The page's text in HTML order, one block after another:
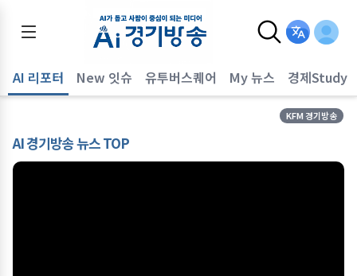
AI 리포터 New 잇슈 유투버스퀘어 My 뉴스 경제Study
KFM 경기방송
AI 경기방송 뉴스 TOP